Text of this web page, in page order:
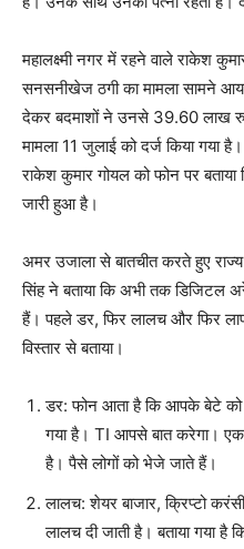
महालक्ष्मी नगर में रहने वाले राकेश
सनसनीखेज ठगी का मामला सामने
देकर बदमाशों ने उनसे 39.60 लाख
मामला 11 जुलाई को दर्ज किया गया
राकेश कुमार गोयल को फोन पर
जारी हुआ है।
अमर उजाला से बातचीत करते हुए
सिंह ने बताया कि अभी तक
हैं। पहले डर, फिर लालच और फिर
विस्तार से बताया।
डर: फोन आता है कि आपके बेटे को
गया है। TI आपसे बात करेगा। एक
है। पैसे लोगों को भेजे जाते हैं।
लालच: शेयर बाजार, क्रिप्टो
लालच दी जाती है। बताया गया है